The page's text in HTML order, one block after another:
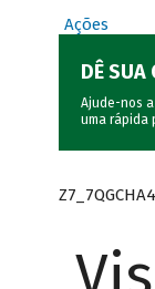
Ações
DÊ SUA
Ajude-nos
uma rápida